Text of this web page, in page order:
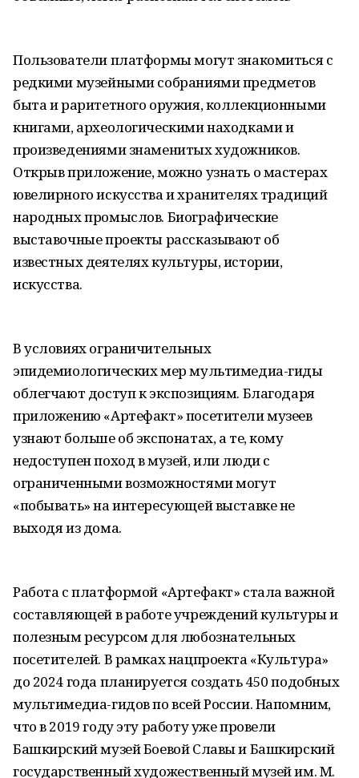
Пользователи платформы могут знакомиться с
редкими музейными собраниями предметов
быта и раритетного оружия, коллекционными
книгами, археологическими находками и
произведениями знаменитых художников.
Открыв приложение, можно узнать о мастерах
ювелирного искусства и хранителях традиций
народных промыслов. Биографические
выставочные проекты рассказывают об
известных деятелях культуры, истории,
искусства.
В условиях ограничительных
эпидемиологических мер мультимедиа-гиды
облегчают доступ к экспозициям. Благодаря
приложению «Артефакт» посетители музеев
узнают больше об экспонатах, а те, кому
недоступен поход в музей, или люди с
ограниченными возможностями могут
«побывать» на интересующей выставке не
выходя из дома.
Работа с платформой «Артефакт» стала важной
составляющей в работе учреждений культуры и
полезным ресурсом для любознательных
посетителей. В рамках нацпроекта «Культура»
до 2024 года планируется создать 450 подобных
мультимедиа-гидов по всей России. Напомним,
что в 2019 году эту работу уже провели
Башкирский музей Боевой Славы и Башкирский
государственный художественный музей им. М.